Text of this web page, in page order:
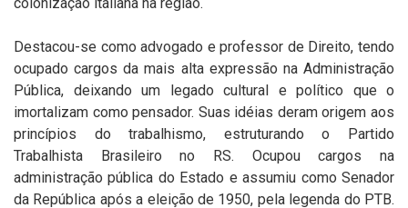
Destacou-se como advogado e professor de Direito, tendo
ocupado cargos da mais alta expressão na Administração
Pública, deixando um legado cultural e político que o
imortalizam como pensador. Suas idéias deram origem aos
princípios do trabalhismo, estruturando o Partido
Trabalhista Brasileiro no RS. Ocupou cargos na
administração pública do Estado e assumiu como Senador
da República após a eleição de 1950, pela legenda do PTB.